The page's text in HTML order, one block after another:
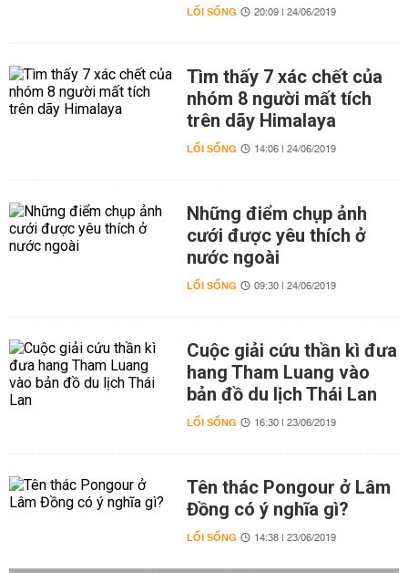
LỐI SỐNG 20:09 | 24/06/2019
Tìm thấy 7 xác chết của
nhóm 8 người mất tích
trên dãy Himalaya
LỐI SỐNG 14:06 | 24/06/2019
Những điểm chụp ảnh
cưới được yêu thích ở
nước ngoài
LỐI SỐNG 09:30 | 24/06/2019
Cuộc giải cứu thần kì đưa
hang Tham Luang vào
bản đồ du lịch Thái Lan
LỐI SỐNG 16:30 | 23/06/2019
Tên thác Pongour ở Lâm
Đồng có ý nghĩa gì?
LỐI SỐNG 14:38 | 23/06/2019